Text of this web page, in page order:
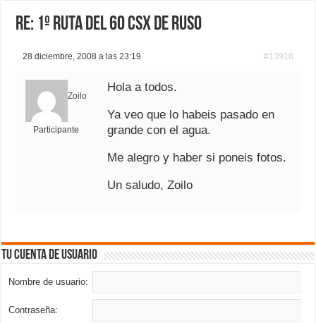
Re: 1º RUTA DEL 60 CSX DE RUSO
28 diciembre, 2008 a las 23:19 #13918
Zoilo
Participante
Hola a todos.
Ya veo que lo habeis pasado en
grande con el agua.
Me alegro y haber si poneis fotos.
Un saludo, Zoilo
Tu cuenta de usuario
Nombre de usuario:
Contraseña: